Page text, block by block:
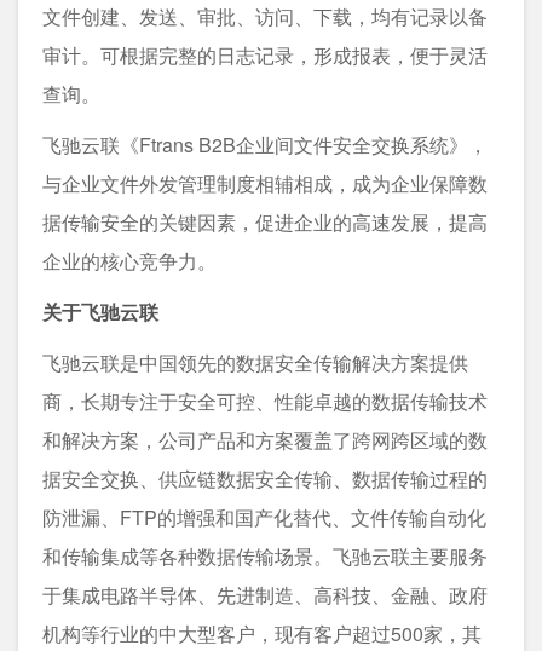
文件创建、发送、审批、访问、下载，均有记录以备
审计。可根据完整的日志记录，形成报表，便于灵活
查询。
飞驰云联《Ftrans B2B企业间文件安全交换系统》，
与企业文件外发管理制度相辅相成，成为企业保障数
据传输安全的关键因素，促进企业的高速发展，提高
企业的核心竞争力。
关于飞驰云联
飞驰云联是中国领先的数据安全传输解决方案提供
商，长期专注于安全可控、性能卓越的数据传输技术
和解决方案，公司产品和方案覆盖了跨网跨区域的数
据安全交换、供应链数据安全传输、数据传输过程的
防泄漏、FTP的增强和国产化替代、文件传输自动化
和传输集成等各种数据传输场景。飞驰云联主要服务
于集成电路半导体、先进制造、高科技、金融、政府
机构等行业的中大型客户，现有客户超过500家，其